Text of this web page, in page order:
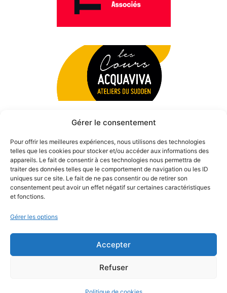
Gérer le consentement
Pour offrir les meilleures expériences, nous utilisons des technologies
telles que les cookies pour stocker et/ou accéder aux informations des
appareils. Le fait de consentir à ces technologies nous permettra de
traiter des données telles que le comportement de navigation ou les ID
uniques sur ce site. Le fait de ne pas consentir ou de retirer son
consentement peut avoir un effet négatif sur certaines caractéristiques
et fonctions.
Gérer les options
Accepter
Refuser
© 2026 Théâtre des Béliers Parisiens. | Tous droits réservés.